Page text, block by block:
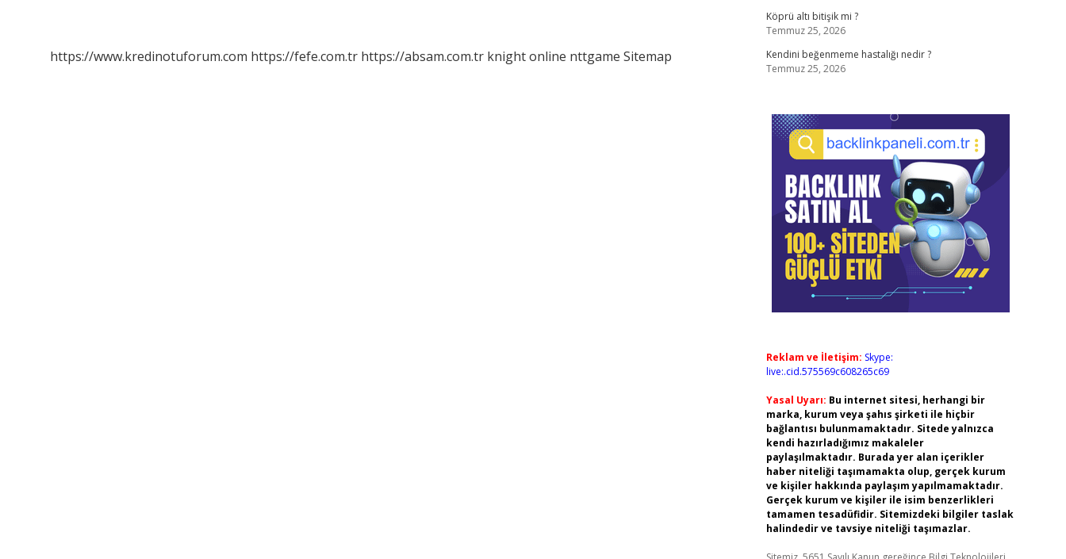
https://www.kredinotuforum.com https://fefe.com.tr https://absam.com.tr knight online nttgame Sitemap
Köprü altı bitişik mi ?
Temmuz 25, 2026
Kendini beğenmeme hastalığı nedir ?
Temmuz 25, 2026
Reklam ve İletişim: Skype:
live:.cid.575569c608265c69
Yasal Uyarı: Bu internet sitesi, herhangi bir
marka, kurum veya şahıs şirketi ile hiçbir
bağlantısı bulunmamaktadır. Sitede yalnızca
kendi hazırladığımız makaleler
paylaşılmaktadır. Burada yer alan içerikler
haber niteliği taşımamakta olup, gerçek kurum
ve kişiler hakkında paylaşım yapılmamaktadır.
Gerçek kurum ve kişiler ile isim benzerlikleri
tamamen tesadüfidir. Sitemizdeki bilgiler taslak
halindedir ve tavsiye niteliği taşımazlar.